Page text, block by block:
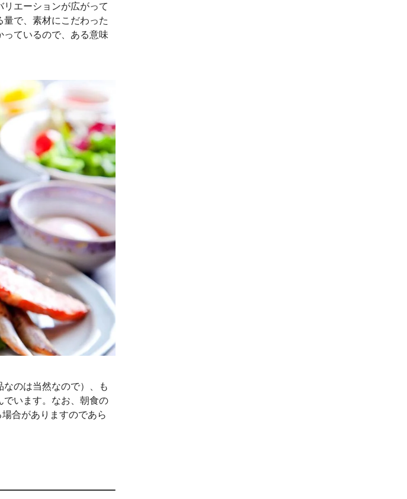
エーションが広がって
で、素材にこだわった
ているので、ある意味
のは当然なので）、も
でいます。なお、朝食の
合がありますのであら